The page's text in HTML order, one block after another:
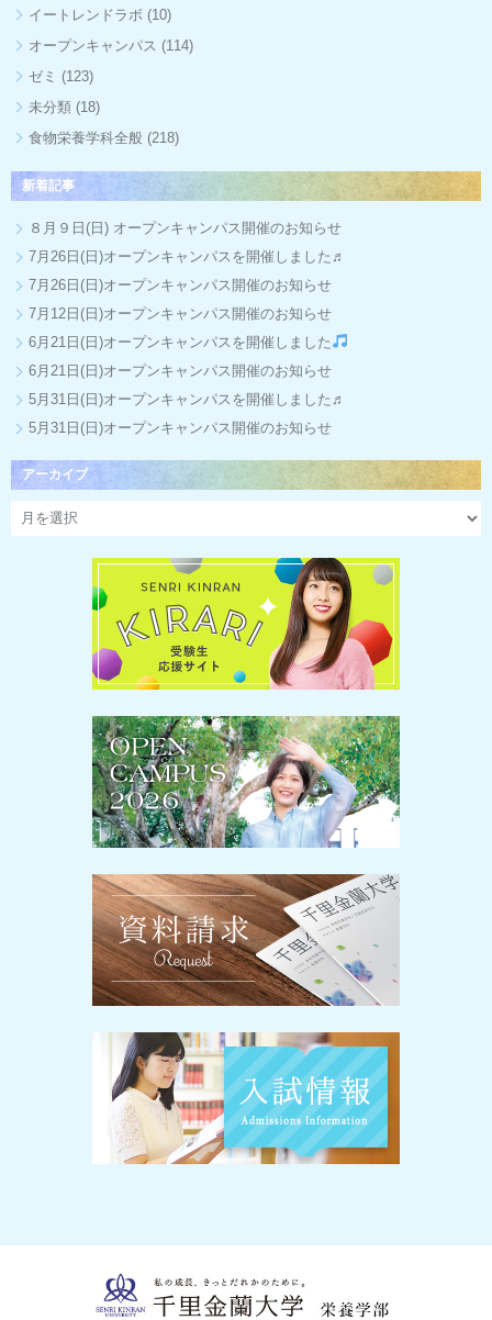
イートレンドラボ (10)
オープンキャンパス (114)
ゼミ (123)
未分類 (18)
食物栄養学科全般 (218)
新着記事
８月９日(日) オープンキャンパス開催のお知らせ
7月26日(日)オープンキャンパスを開催しました♬
7月26日(日)オープンキャンパス開催のお知らせ
7月12日(日)オープンキャンパス開催のお知らせ
6月21日(日)オープンキャンパスを開催しました
6月21日(日)オープンキャンパス開催のお知らせ
5月31日(日)オープンキャンパスを開催しました♬
5月31日(日)オープンキャンパス開催のお知らせ
アーカイブ